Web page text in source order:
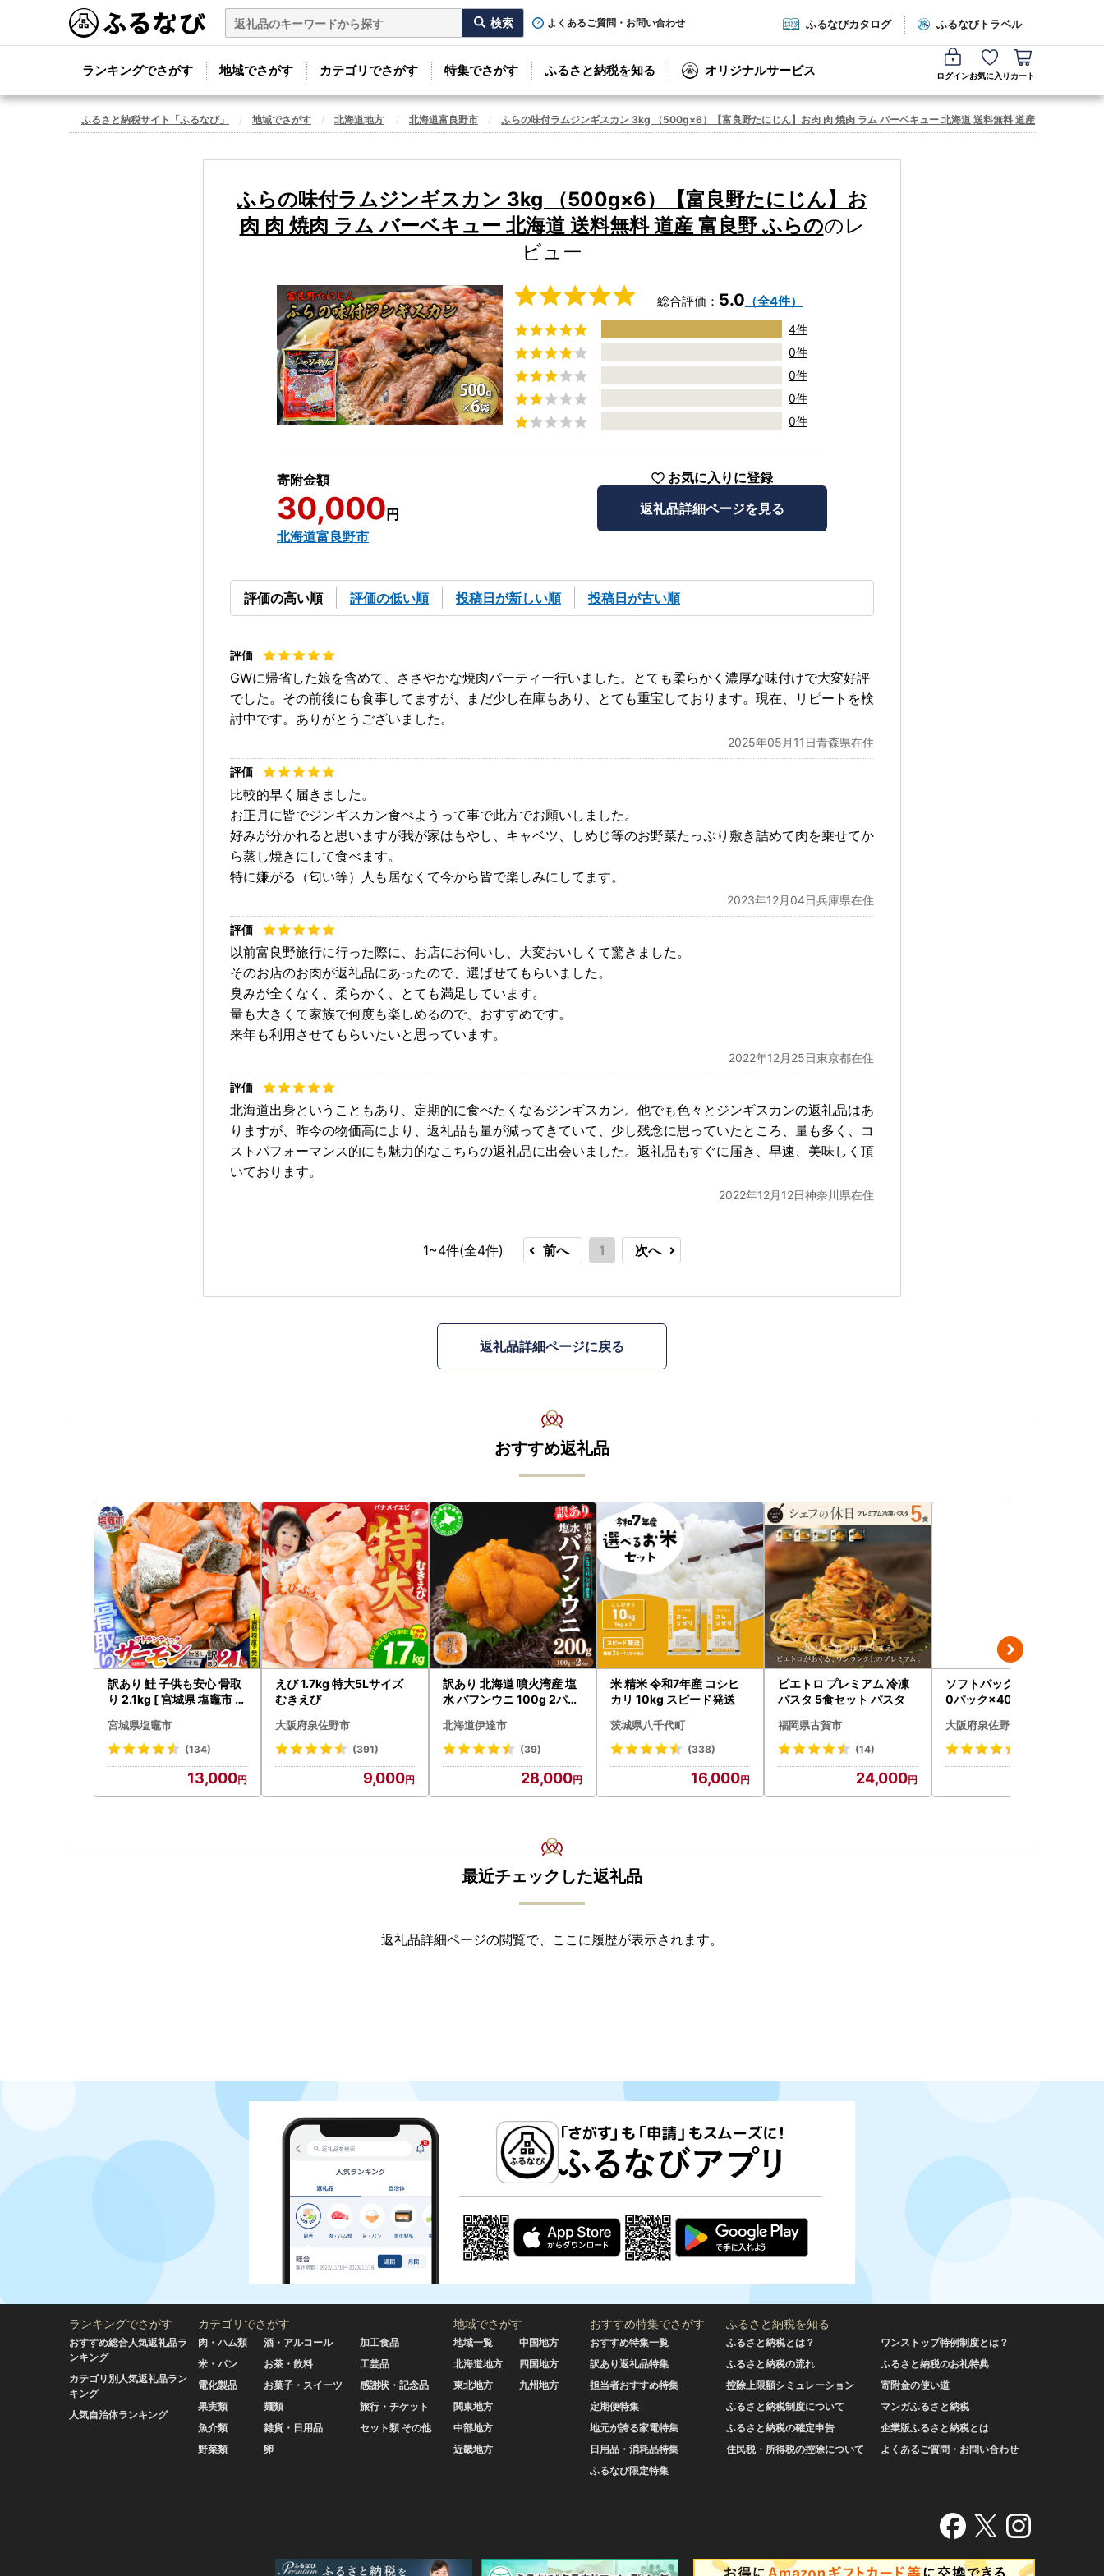
よくあるご質問・お問い合わせ ふるなびカタログ ふるなびトラベル
ランキングでさがす 地域でさがす カテゴリでさがす 特集でさがす ふるさと納税を知る オリジナルサービス ログインお気に入り カート
ふるさと納税サイト「ふるなび」 地域でさがす 北海道地方 北海道富良野市 ふらの味付ラムジンギスカン 3kg （500g×6）【富良野たにじん】お肉 肉 焼肉 ラム バーベキュー 北海道 送料無料 道産 富良野 ふらの
ふらの味付ラムジンギスカン 3kg （500g×6）【富良野たにじん】お
肉 肉 焼肉 ラム バーベキュー 北海道 送料無料 道産 富良野 ふらののレ
ビュー
総合評価： 5.0 （全4件）
4件
0件
0件
0件
0件
寄附金額
30,000 円
北海道富良野市
お気に入りに登録
返礼品詳細ページを見る
評価の高い順 評価の低い順 投稿日が新しい順 投稿日が古い順
GWに帰省した娘を含めて、ささやかな焼肉パーティー行いました。とても柔らかく濃厚な味付けで大変好評
でした。その前後にも食事してますが、まだ少し在庫もあり、とても重宝しております。現在、リピートを検
討中です。ありがとうございました。
2025年05月11日青森県在住
比較的早く届きました。
お正月に皆でジンギスカン食べようって事で此方でお願いしました。
好みが分かれると思いますが我が家はもやし、キャベツ、しめじ等のお野菜たっぷり敷き詰めて肉を乗せてか
ら蒸し焼きにして食べます。
特に嫌がる（匂い等）人も居なくて今から皆で楽しみにしてます。
2023年12月04日兵庫県在住
以前富良野旅行に行った際に、お店にお伺いし、大変おいしくて驚きました。
そのお店のお肉が返礼品にあったので、選ばせてもらいました。
臭みが全くなく、柔らかく、とても満足しています。
量も大きくて家族で何度も楽しめるので、おすすめです。
来年も利用させてもらいたいと思っています。
2022年12月25日東京都在住
北海道出身ということもあり、定期的に食べたくなるジンギスカン。他でも色々とジンギスカンの返礼品はあ
りますが、昨今の物価高により、返礼品も量が減ってきていて、少し残念に思っていたところ、量も多く、コ
ストパフォーマンス的にも魅力的なこちらの返礼品に出会いました。返礼品もすぐに届き、早速、美味しく頂
いております。
2022年12月12日神奈川県在住
1~4件(全4件) 前へ 1 次へ
返礼品詳細ページに戻る
おすすめ返礼品
訳あり 鮭 子供も安心 骨取
り 2.1kg [ 宮城県 塩竈市 ]
宮城県塩竈市
(134)
13,000
えび 1.7kg 特大5Lサイズ
むきえび
大阪府泉佐野市
(391)
9,000
訳あり 北海道 噴火湾産 塩
水 バフンウニ 100g 2パッ
付き》うに ウニ 雲丹 海鮮
海の幸 魚介類 ウニ丼 お寿
取り寄せ 山村水産 送料無
北海道伊達市
(39)
28,000
米 精米 令和7年産 コシヒ
カリ 10kg スピード発送
茨城県八千代町
(338)
16,000
ピエトロ プレミアム 冷凍
パスタ 5食セット パスタ
福岡県古賀市
(14)
24,000
ソフトパックティッシュ 6
0パック×400枚
大阪府泉佐野市
最近チェックした返礼品
返礼品詳細ページの閲覧で、ここに履歴が表示されます。
ランキングでさがす
おすすめ総合人気返礼品ラ
ンキング
カテゴリ別人気返礼品ラン
キング
人気自治体ランキング
カテゴリでさがす
肉・ハム類
米・パン
電化製品
果実類
魚介類
野菜類
酒・アルコール
お茶・飲料
お菓子・スイーツ
麺類
雑貨・日用品
卵
加工食品
工芸品
感謝状・記念品
旅行・チケット
セット類 その他
地域でさがす
地域一覧
北海道地方
東北地方
関東地方
中部地方
近畿地方
中国地方
四国地方
九州地方
おすすめ特集でさがす
おすすめ特集一覧
訳あり返礼品特集
担当者おすすめ特集
定期便特集
地元が誇る家電特集
日用品・消耗品特集
ふるなび限定特集
ふるさと納税を知る
ふるさと納税とは？
ふるさと納税の流れ
控除上限額シミュレーション
ふるさと納税制度について
ふるさと納税の確定申告
住民税・所得税の控除について
ワンストップ特例制度とは？
ふるさと納税のお礼特典
寄附金の使い道
マンガふるさと納税
企業版ふるさと納税とは
よくあるご質問・お問い合わせ